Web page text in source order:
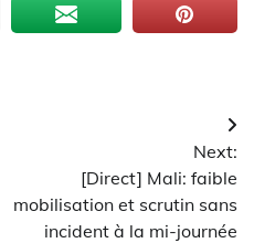
Next:
[Direct] Mali: faible
mobilisation et scrutin sans
incident à la mi-journée